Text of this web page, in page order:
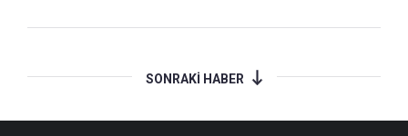
SONRAKİ HABER